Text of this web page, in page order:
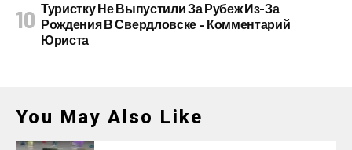
Туристку Не Выпустили За Рубеж Из-За
Рождения В Свердловске – Комментарий
Юриста
You May Also Like